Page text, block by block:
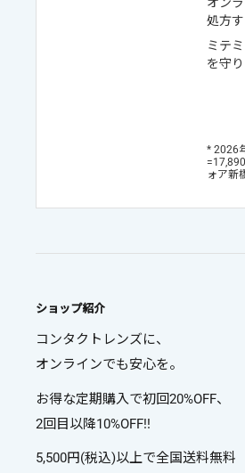
処方
ミテ
を守り
* 2026
ォア新
ショップ紹介
コンタクトレンズに、
オンラインでも安心を。
お得な定期購入で初回20%OFF、
2回目以降10%OFF!!
5,500円(税込)以上で全国送料無料